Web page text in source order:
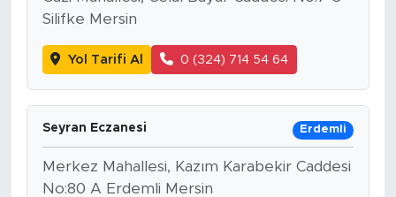
Silifke Mersin
Yol Tarifi Al 0 (324) 714 54 64
Seyran Eczanesi Erdemli
Merkez Mahallesi, Kazım Karabekir Caddesi
No:80 A Erdemli Mersin